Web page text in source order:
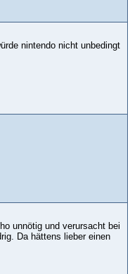
nintendo nicht unbedingt
unnötig und verursacht bei
Da hättens lieber einen